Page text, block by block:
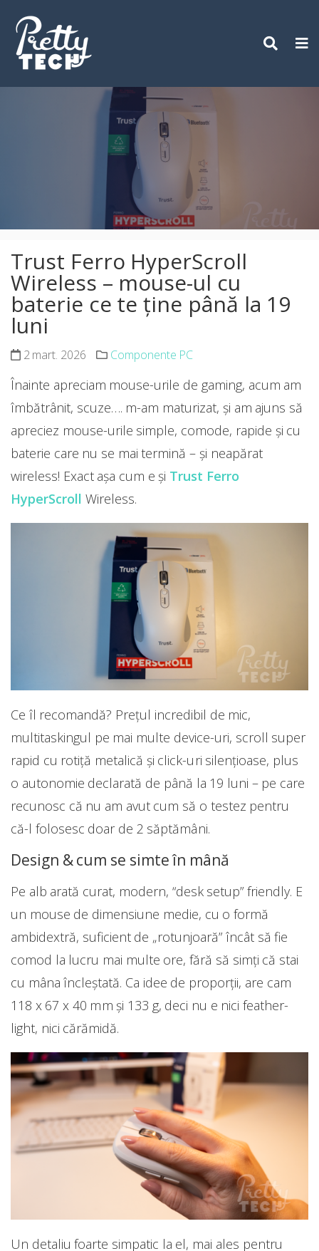
content
Trust Ferro HyperScroll
Wireless – mouse-ul cu
baterie ce te ține până la 19
luni
2 mart. 2026 Componente PC
Înainte apreciam mouse-urile de gaming, acum am
îmbătrânit, scuze…. m-am maturizat, și am ajuns să
apreciez mouse-urile simple, comode, rapide și cu
baterie care nu se mai termină – și neapărat
wireless! Exact așa cum e și Trust Ferro
HyperScroll Wireless.
Ce îl recomandă? Prețul incredibil de mic,
multitaskingul pe mai multe device-uri, scroll super
rapid cu rotiță metalică și click-uri silențioase, plus
o autonomie declarată de până la 19 luni – pe care
recunosc că nu am avut cum să o testez pentru
că-l folosesc doar de 2 săptămâni.
Design & cum se simte în mână
Pe alb arată curat, modern, “desk setup” friendly. E
un mouse de dimensiune medie, cu o formă
ambidextră, suficient de „rotunjoară” încât să fie
comod la lucru mai multe ore, fără să simți că stai
cu mâna încleștată. Ca idee de proporții, are cam
118 x 67 x 40 mm și 133 g, deci nu e nici feather-
light, nici cărămidă.
Un detaliu foarte simpatic la el, mai ales pentru